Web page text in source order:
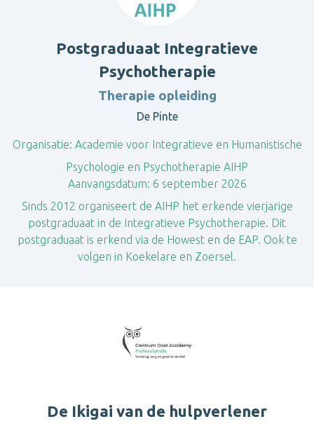
Postgraduaat Integratieve
Psychotherapie
Therapie opleiding
De Pinte
Organisatie: Academie voor Integratieve en Humanistische
Psychologie en Psychotherapie AIHP
Aanvangsdatum: 6 september 2026
Sinds 2012 organiseert de AIHP het erkende vierjarige
postgraduaat in de Integratieve Psychotherapie. Dit
postgraduaat is erkend via de Howest en de EAP. Ook te
volgen in Koekelare en Zoersel.
De Ikigai van de hulpverlener